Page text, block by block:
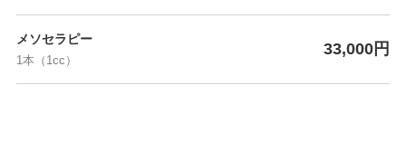
メソセラピー
1本（1cc）
33,000円